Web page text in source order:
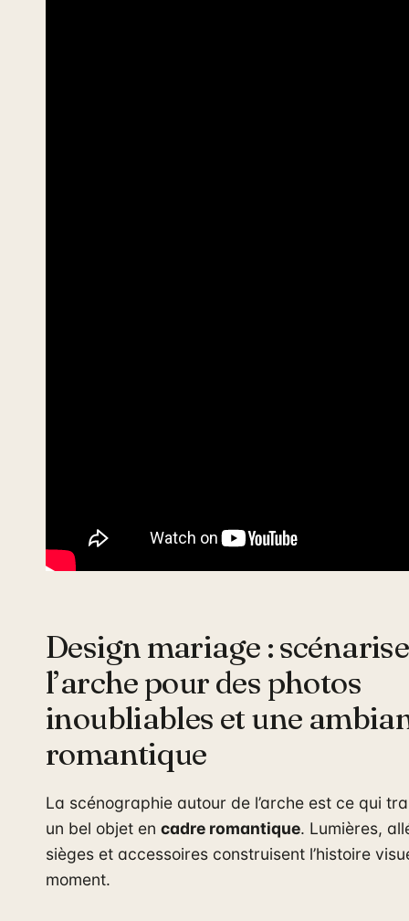
Design mariage :
l’arche pour des photos
inoubliables et une
romantique
La scénographie autour de l’arche est ce qui
un bel objet en cadre romantique. Lumières,
sièges et accessoires construisent l’histoire
moment.